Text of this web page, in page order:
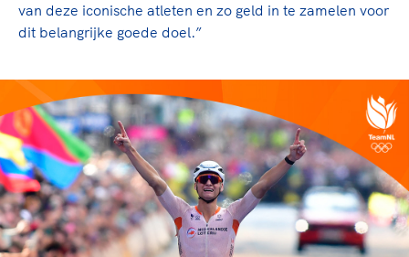
van deze iconische atleten en zo geld in te zamelen voor
dit belangrijke goede doel.”